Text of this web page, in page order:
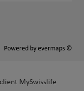
Powered by evermaps ©
MySwisslife